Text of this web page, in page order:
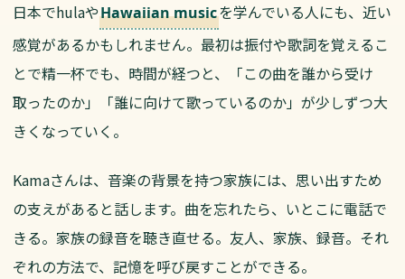
日本でhulaやHawaiian musicを学んでいる人にも、近い
感覚があるかもしれません。最初は振付や歌詞を覚えるこ
とで精一杯でも、時間が経つと、「この曲を誰から受け
取ったのか」「誰に向けて歌っているのか」が少しずつ大
きくなっていく。
Kamaさんは、音楽の背景を持つ家族には、思い出すため
の支えがあると話します。曲を忘れたら、いとこに電話で
きる。家族の録音を聴き直せる。友人、家族、録音。それ
ぞれの方法で、記憶を呼び戻すことができる。